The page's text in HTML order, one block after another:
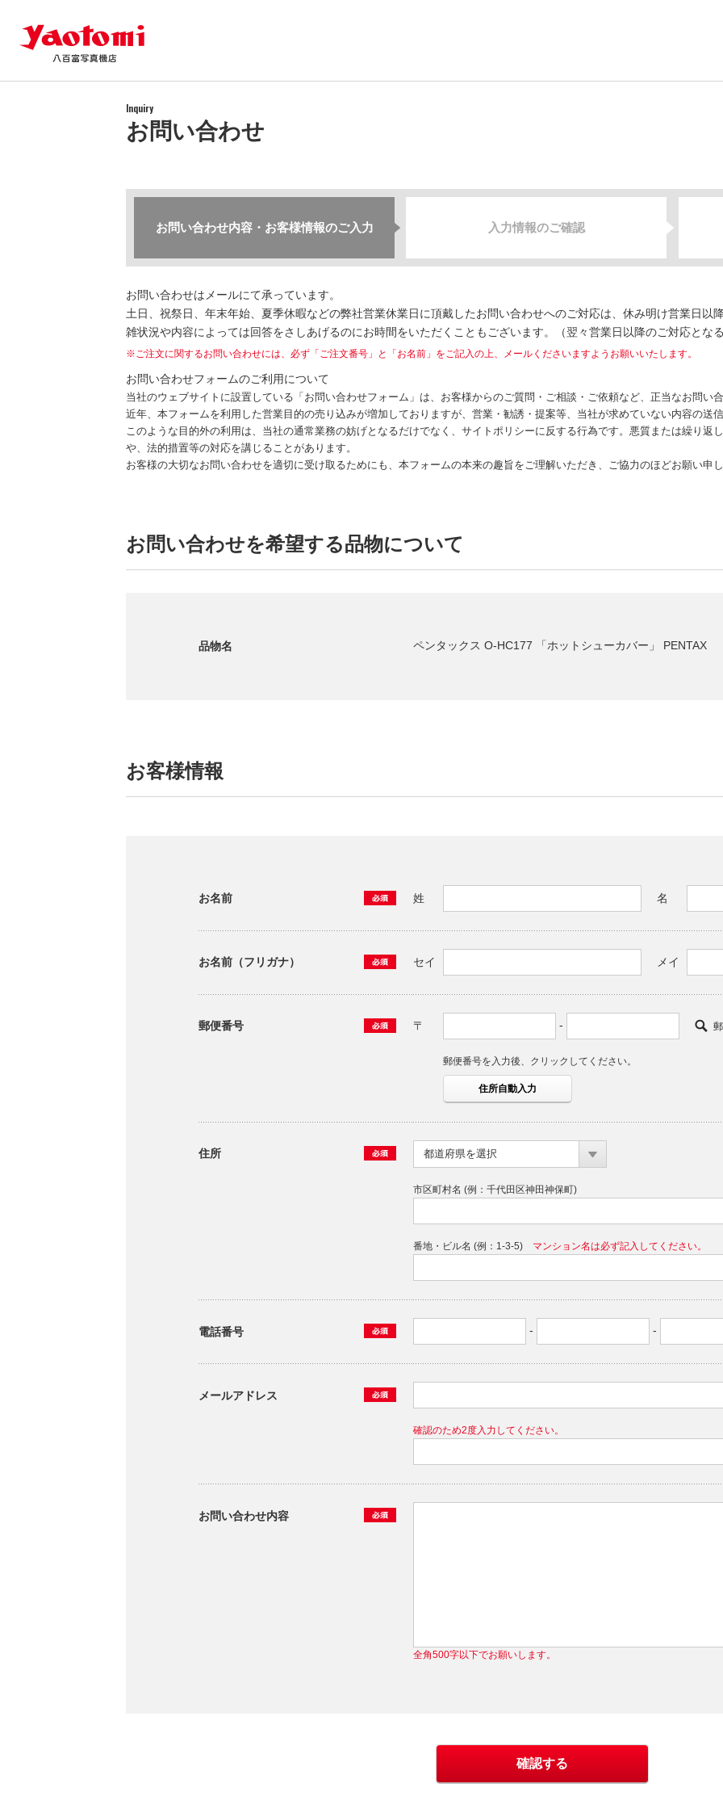
Inquiry
お問い合わせ
お問い合わせ内容・お客様情報のご入力 入力情報のご確認
お問い合わせはメールにて承っています。
土日、祝祭日、年末年始、夏季休暇などの弊社営業休業日に頂戴したお問い合わせへのご対応は、休み明け営業日以
雑状況や内容によっては回答をさしあげるのにお時間をいただくこともございます。（翌々営業日以降のご対応とな
※ご注文に関するお問い合わせには、必ず「ご注文番号」と「お名前」をご記入の上、メールくださいますようお願いいたします。
お問い合わせフォームのご利用について
当社のウェブサイトに設置している「お問い合わせフォーム」は、お客様からのご質問・ご相談・ご依頼など、正当なお問い
近年、本フォームを利用した営業目的の売り込みが増加しておりますが、営業・勧誘・提案等、当社が求めていない内容の送
このような目的外の利用は、当社の通常業務の妨げとなるだけでなく、サイトポリシーに反する行為です。悪質または繰り返
や、法的措置等の対応を講じることがあります。
お客様の大切なお問い合わせを適切に受け取るためにも、本フォームの本来の趣旨をご理解いただき、ご協力のほどお願い申し
お問い合わせを希望する品物について
品物名 ペンタックス O-HC177 「ホットシューカバー」 PENTAX
お客様情報
お名前 姓 名
お名前（フリガナ） セイ メイ
郵便番号 〒 -
郵便番号を入力後、クリックしてください。
住所 都道府県を選択
市区町村名 (例：千代田区神田神保町)
番地・ビル名 (例：1-3-5) マンション名は必ず記入してください。
電話番号 - -
メールアドレス
確認のため2度入力してください。
お問い合わせ内容
全角500字以下でお願いします。
確認する